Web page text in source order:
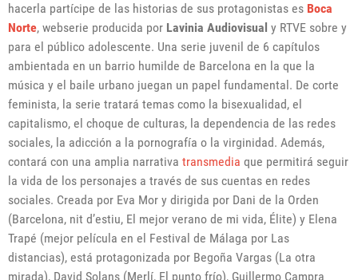
hacerla partícipe de las historias de sus protagonistas es Boca
Norte, webserie producida por Lavinia Audiovisual y RTVE sobre y
para el público adolescente. Una serie juvenil de 6 capítulos
ambientada en un barrio humilde de Barcelona en la que la
música y el baile urbano juegan un papel fundamental. De corte
feminista, la serie tratará temas como la bisexualidad, el
capitalismo, el choque de culturas, la dependencia de las redes
sociales, la adicción a la pornografía o la virginidad. Además,
contará con una amplia narrativa transmedia que permitirá seguir
la vida de los personajes a través de sus cuentas en redes
sociales. Creada por Eva Mor y dirigida por Dani de la Orden
(Barcelona, nit d’estiu, El mejor verano de mi vida, Élite) y Elena
Trapé (mejor película en el Festival de Málaga por Las
distancias), está protagonizada por Begoña Vargas (La otra
mirada), David Solans (Merlí, El punto frío), Guillermo Campra